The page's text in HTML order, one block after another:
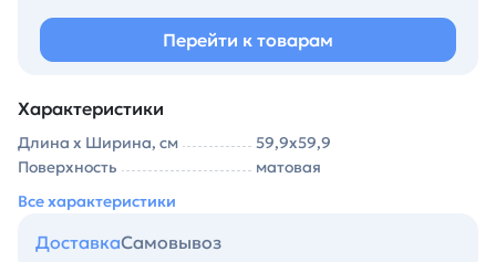
Перейти к товарам
Характеристики
Длина х Ширина, см
59,9х59,9
Поверхность
матовая
Все характеристики
ДоставкаСамовывоз